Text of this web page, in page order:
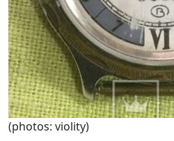
(photos: violity)